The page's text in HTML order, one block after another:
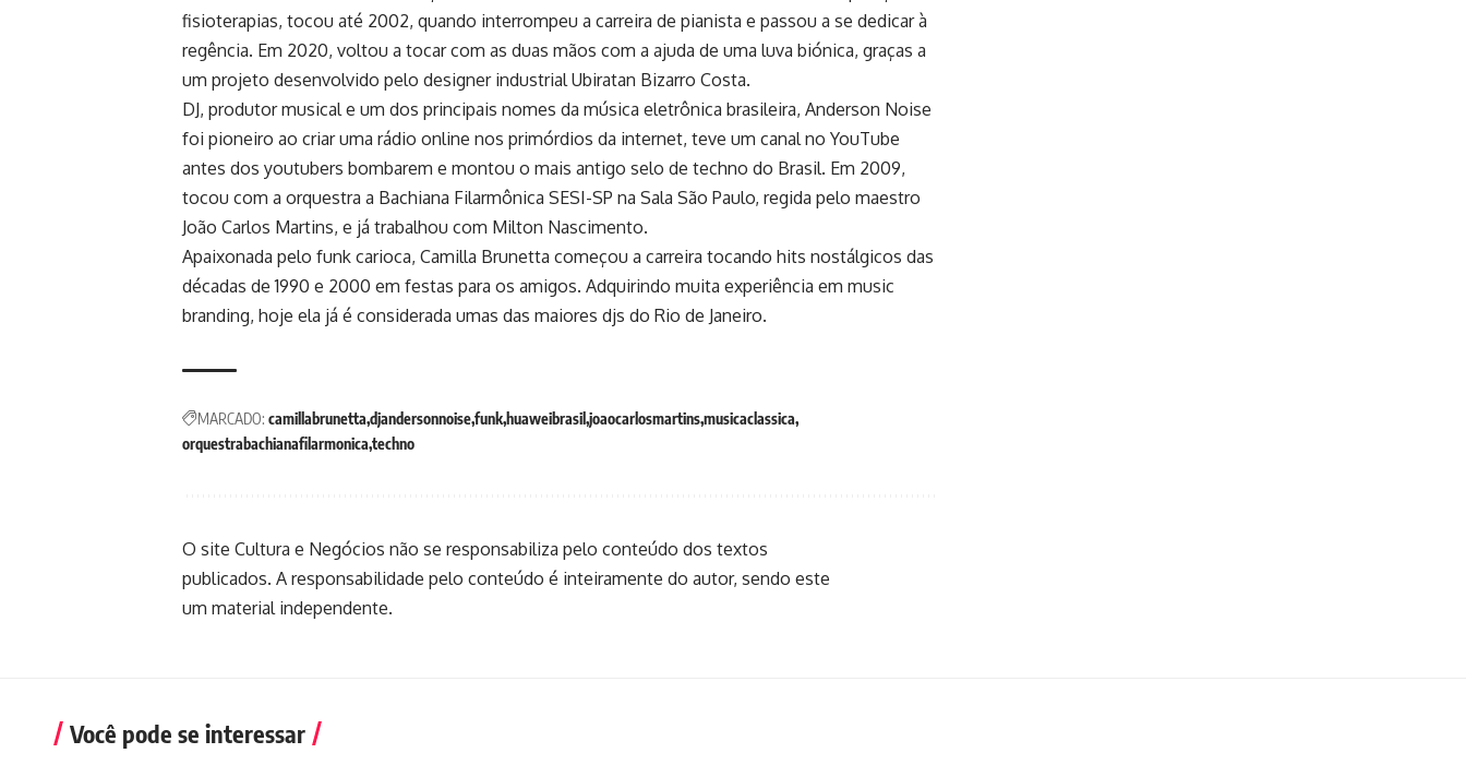
fisioterapias, tocou até 2002, quando interrompeu a carreira de pianista e passou a se dedicar à
regência. Em 2020, voltou a tocar com as duas mãos com a ajuda de uma luva biónica, graças a
um projeto desenvolvido pelo designer industrial Ubiratan Bizarro Costa.
DJ, produtor musical e um dos principais nomes da música eletrônica brasileira, Anderson Noise
foi pioneiro ao criar uma rádio online nos primórdios da internet, teve um canal no YouTube
antes dos youtubers bombarem e montou o mais antigo selo de techno do Brasil. Em 2009,
tocou com a orquestra a Bachiana Filarmônica SESI-SP na Sala São Paulo, regida pelo maestro
João Carlos Martins, e já trabalhou com Milton Nascimento.
Apaixonada pelo funk carioca, Camilla Brunetta começou a carreira tocando hits nostálgicos das
décadas de 1990 e 2000 em festas para os amigos. Adquirindo muita experiência em music
branding, hoje ela já é considerada umas das maiores djs do Rio de Janeiro.
MARCADO: camillabrunetta djandersonnoisefunk huaweibrasil joaocarlosmartinsmusicaclassica
orquestrabachianafilarmonica techno
O site Cultura e Negócios não se responsabiliza pelo conteúdo dos textos
publicados. A responsabilidade pelo conteúdo é inteiramente do autor, sendo este
um material independente.
Você pode se interessar